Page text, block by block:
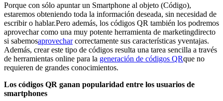
Porque con sólo apuntar un Smartphone al objeto (Código),
estaremos obteniendo toda la información deseada, sin necesidad de
escribir o hablar.Pero además, los códigos QR también los podremos
aprovechar como una muy potente herramienta de marketingdirecto
si sabemosaprovecharcorrectamente sus características yventajas.
Además, crear este tipo de códigos resulta una tarea sencilla a través
de herramientas online para la generación de códigos QRque no
requieren de grandes conocimientos.
Los códigos QR ganan popularidad entre los usuarios de
smartphones